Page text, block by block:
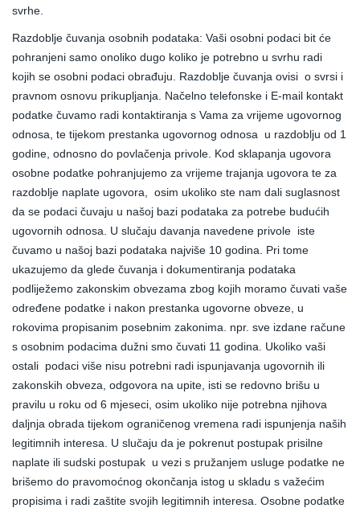
svrhe.
Razdoblje čuvanja osobnih podataka: Vaši osobni podaci bit će
pohranjeni samo onoliko dugo koliko je potrebno u svrhu radi
kojih se osobni podaci obrađuju. Razdoblje čuvanja ovisi o svrsi i
pravnom osnovu prikupljanja. Načelno telefonske i E-mail kontakt
podatke čuvamo radi kontaktiranja s Vama za vrijeme ugovornog
odnosa, te tijekom prestanka ugovornog odnosa u razdoblju od 1
godine, odnosno do povlačenja privole. Kod sklapanja ugovora
osobne podatke pohranjujemo za vrijeme trajanja ugovora te za
razdoblje naplate ugovora, osim ukoliko ste nam dali suglasnost
da se podaci čuvaju u našoj bazi podataka za potrebe budućih
ugovornih odnosa. U slučaju davanja navedene privole iste
čuvamo u našoj bazi podataka najviše 10 godina. Pri tome
ukazujemo da glede čuvanja i dokumentiranja podataka
podliježemo zakonskim obvezama zbog kojih moramo čuvati vaše
određene podatke i nakon prestanka ugovorne obveze, u
rokovima propisanim posebnim zakonima. npr. sve izdane račune
s osobnim podacima dužni smo čuvati 11 godina. Ukoliko vaši
ostali podaci više nisu potrebni radi ispunjavanja ugovornih ili
zakonskih obveza, odgovora na upite, isti se redovno brišu u
pravilu u roku od 6 mjeseci, osim ukoliko nije potrebna njihova
daljnja obrada tijekom ograničenog vremena radi ispunjenja naših
legitimnih interesa. U slučaju da je pokrenut postupak prisilne
naplate ili sudski postupak u vezi s pružanjem usluge podatke ne
brišemo do pravomoćnog okončanja istog u skladu s važećim
propisima i radi zaštite svojih legitimnih interesa. Osobne podatke